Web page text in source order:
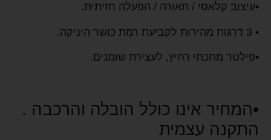
•עיצוב קלאסי / תאורה / הפעלה חזיתית.
• 3 דרגות מהירות לקביעת רמת כושר היניקה.
•פילטר מתכתי רחיץ, לעצירת שומנים.
•המחיר אינו כולל הובלה והרכבה .
התקנה עצמית